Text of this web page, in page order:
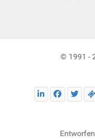
© 1991 -